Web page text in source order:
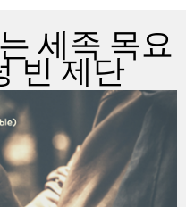
세족 목요
빈 제단